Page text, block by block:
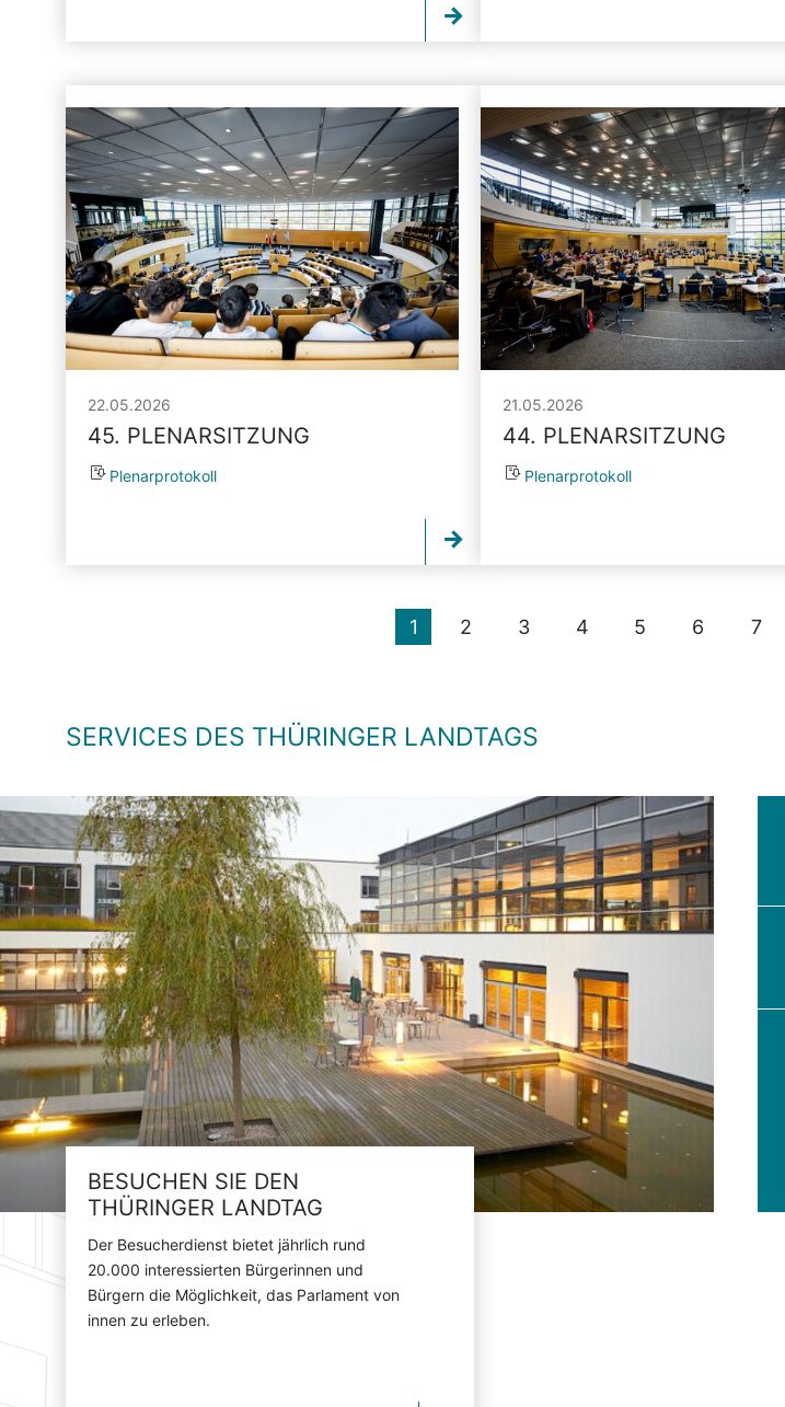
22.05.2026
45. PLENARSITZUNG
Plenarprotokoll
21.05.2026
44. PLENARSITZUNG
Plenarprotokoll
1 2 3 4 5 6 7
SERVICES DES THÜRINGER LANDTAGS
BESUCHEN SIE DEN
THÜRINGER LANDTAG
Der Besucherdienst bietet jährlich rund
20.000 interessierten Bürgerinnen und
Bürgern die Möglichkeit, das Parlament von
innen zu erleben.